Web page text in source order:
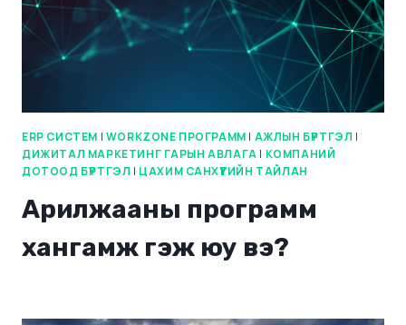
ERP СИСТЕМ | WORKZONE ПРОГРАММ | АЖЛЫН БҮРТГЭЛ |
ДИЖИТАЛ МАРКЕТИНГ ГАРЫН АВЛАГА | КОМПАНИЙ
ДОТООД БҮРТГЭЛ | ЦАХИМ САНХҮҮГИЙН ТАЙЛАН
Арилжааны программ
хангамж гэж юу вэ?